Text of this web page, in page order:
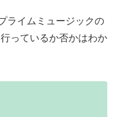
ライムミュージックの
っているか否かはわか